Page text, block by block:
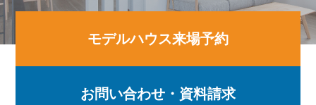
モデルハウス来場予約
お問い合わせ・資料請求